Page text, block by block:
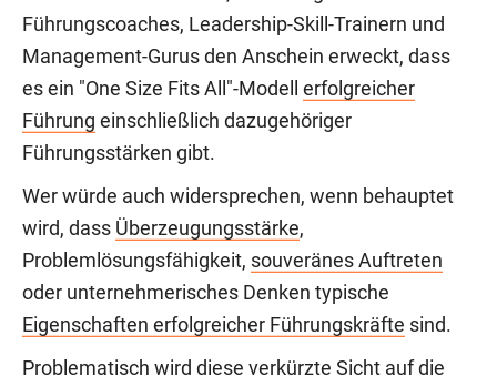
Führungscoaches, Leadership-Skill-Trainern und
Management-Gurus den Anschein erweckt, dass
es ein "One Size Fits All"-Modell erfolgreicher
Führung einschließlich dazugehöriger
Führungsstärken gibt.
Wer würde auch widersprechen, wenn behauptet
wird, dass Überzeugungsstärke,
Problemlösungsfähigkeit, souveränes Auftreten
oder unternehmerisches Denken typische
Eigenschaften erfolgreicher Führungskräfte sind.
Problematisch wird diese verkürzte Sicht auf die